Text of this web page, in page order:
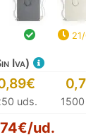
Iva)
uds.
ud.